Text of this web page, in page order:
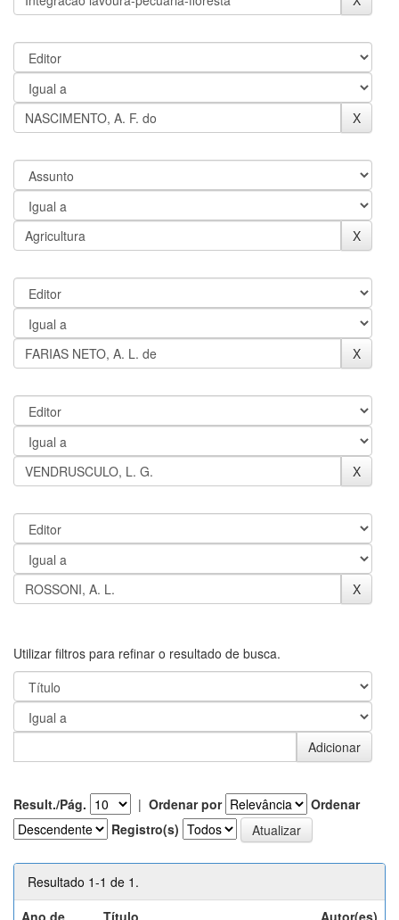
Utilizar filtros para refinar o resultado de busca.
Result./Pág. | Ordenar por
Ordenar
Registro(s)
Resultado 1-1 de 1.
Ano de
Título Autor(es)